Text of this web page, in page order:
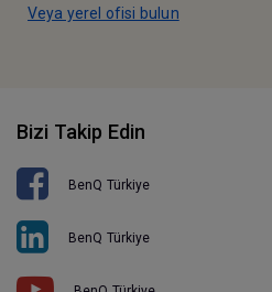
Veya yerel ofisi bulun
Bizi Takip Edin
BenQ Türkiye
BenQ Türkiye